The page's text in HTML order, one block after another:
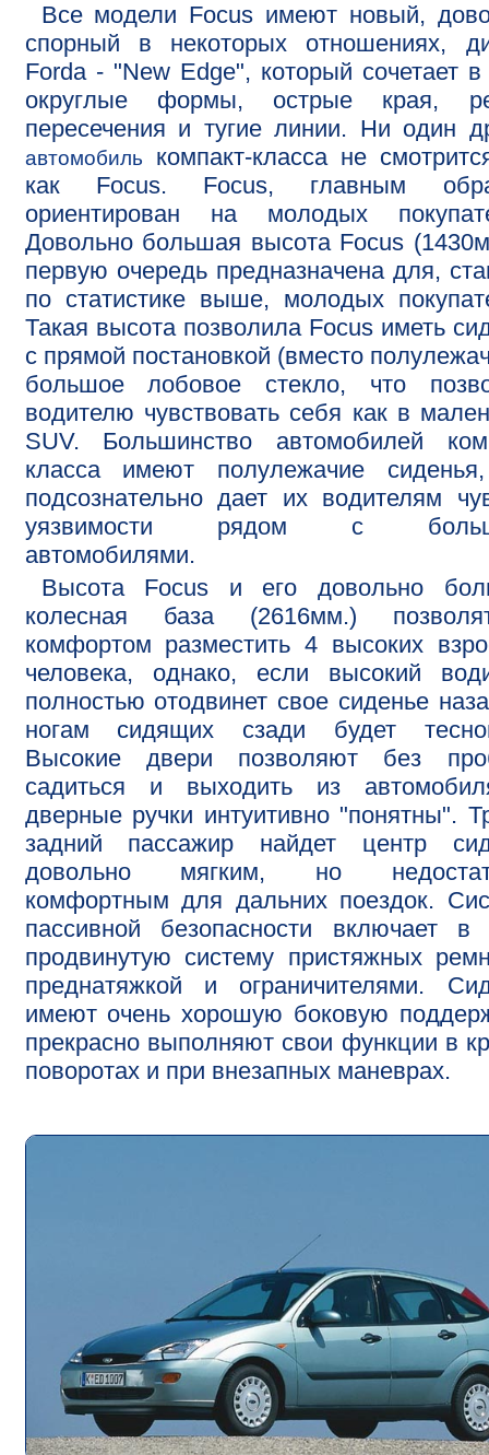
Все модели Focus имеют новый,
спорный в некоторых отношениях,
Fordа - "New Edge", который сочетает в
округлые формы, острые края,
пересечения и тугие линии. Ни один
автомобиль
компакт-класса не
как Focus. Focus, главным
ориентирован на молодых
Довольно большая высота Focus
первую очередь предназначена для,
по статистике выше, молодых
Такая высота позволила Focus иметь
с прямой постановкой (вместо
большое лобовое стекло, что
водителю чувствовать себя как в
SUV. Большинство автомобилей
класса имеют полулежачие
подсознательно дает их водителям
уязвимости рядом с
автомобилями.
Высота Focus и его довольно
колесная база (2616мм.)
комфортом разместить 4 высоких
человека, однако, если высокий
полностью отодвинет свое сиденье
ногам сидящих сзади будет
Высокие двери позволяют без
садиться и выходить из
дверные ручки интуитивно "понятны".
задний пассажир найдет центр
довольно мягким, но
комфортным для дальних поездок.
пассивной безопасности включает в
продвинутую систему пристяжных
преднатяжкой и ограничителями.
имеют очень хорошую боковую
прекрасно выполняют свои функции в
поворотах и при внезапных маневрах.